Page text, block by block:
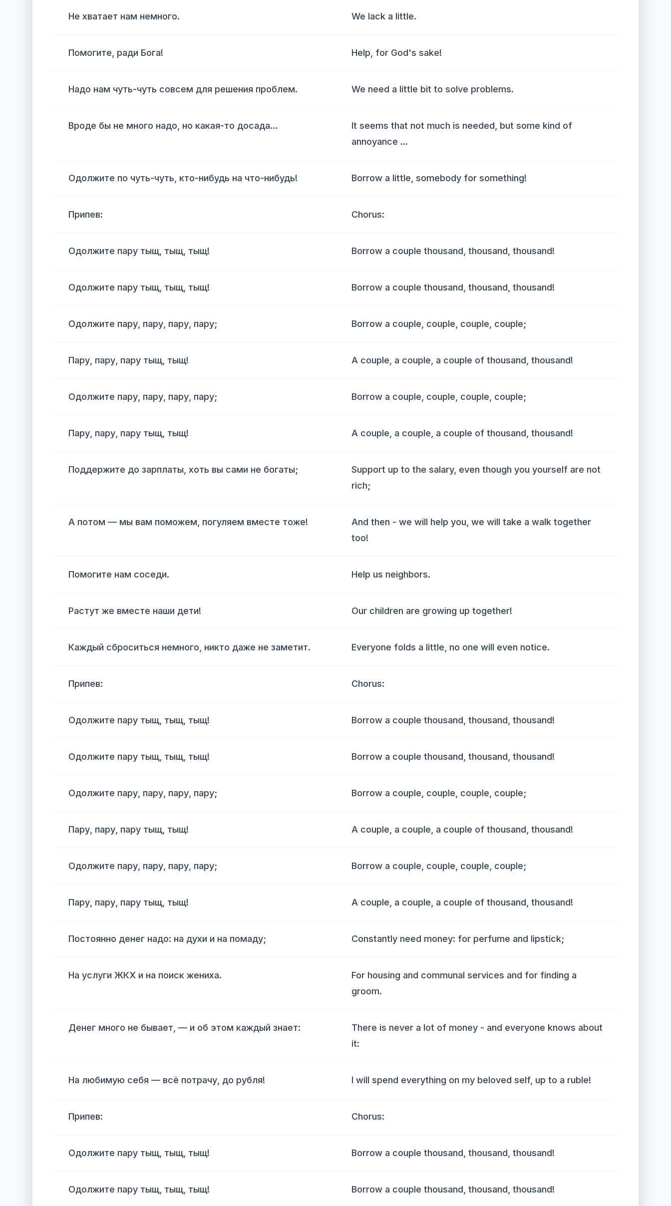
Не хватает нам немного. We lack a little.
Помогите, ради Бога! Help, for God's sake!
Надо нам чуть-чуть совсем для решения проблем. We need a little bit to solve problems.
Вроде бы не много надо, но какая-то досада…
It seems that not much is needed, but some kind of
annoyance ...
Одолжите по чуть-чуть, кто-нибудь на что-нибудь! Borrow a little, somebody for something!
Припев: Chorus:
Одолжите пару тыщ, тыщ, тыщ! Borrow a couple thousand, thousand, thousand!
Одолжите пару тыщ, тыщ, тыщ! Borrow a couple thousand, thousand, thousand!
Одолжите пару, пару, пару, пару; Borrow a couple, couple, couple, couple;
Пару, пару, пару тыщ, тыщ! A couple, a couple, a couple of thousand, thousand!
Одолжите пару, пару, пару, пару; Borrow a couple, couple, couple, couple;
Пару, пару, пару тыщ, тыщ! A couple, a couple, a couple of thousand, thousand!
Поддержите до зарплаты, хоть вы сами не богаты;
Support up to the salary, even though you yourself are not
rich;
А потом — мы вам поможем, погуляем вместе тоже!
And then - we will help you, we will take a walk together
too!
Помогите нам соседи. Help us neighbors.
Растут же вместе наши дети! Our children are growing up together!
Каждый сброситься немного, никто даже не заметит. Everyone folds a little, no one will even notice.
Припев: Chorus:
Одолжите пару тыщ, тыщ, тыщ! Borrow a couple thousand, thousand, thousand!
Одолжите пару тыщ, тыщ, тыщ! Borrow a couple thousand, thousand, thousand!
Одолжите пару, пару, пару, пару; Borrow a couple, couple, couple, couple;
Пару, пару, пару тыщ, тыщ! A couple, a couple, a couple of thousand, thousand!
Одолжите пару, пару, пару, пару; Borrow a couple, couple, couple, couple;
Пару, пару, пару тыщ, тыщ! A couple, a couple, a couple of thousand, thousand!
Постоянно денег надо: на духи и на помаду; Constantly need money: for perfume and lipstick;
На услуги ЖКХ и на поиск жениха.
For housing and communal services and for finding a
groom.
Денег много не бывает, — и об этом каждый знает:
There is never a lot of money - and everyone knows about
it:
На любимую себя — всё потрачу, до рубля! I will spend everything on my beloved self, up to a ruble!
Припев: Chorus:
Одолжите пару тыщ, тыщ, тыщ! Borrow a couple thousand, thousand, thousand!
Одолжите пару тыщ, тыщ, тыщ! Borrow a couple thousand, thousand, thousand!